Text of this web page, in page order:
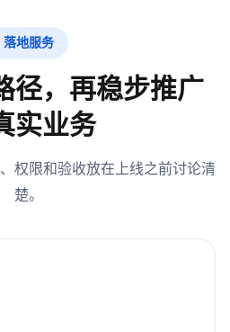
落地服务
径，再稳步推广
实业务
权限和验收放在上线之前讨论清
楚。